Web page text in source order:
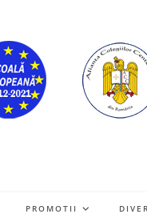
PROMOTII